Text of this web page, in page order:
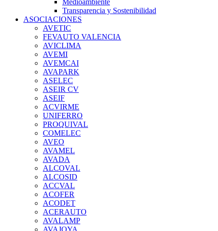
Medioambiente
Transparencia y Sostenibilidad
ASOCIACIONES
AVETIC
FEVAUTO VALENCIA
AVICLIMA
AVEMI
AVEMCAI
AVAPARK
ASELEC
ASEIR CV
ASEIF
ACVIRME
UNIFERRO
PROQUIVAL
COMELEC
AVEO
AVAMEL
AVADA
ALCOVAL
ALCOSID
ACCVAL
ACOFER
ACODET
ACERAUTO
AVALAMP
AVAJOYA